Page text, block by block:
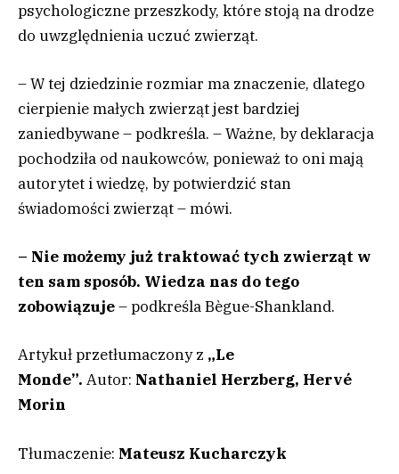
psychologiczne przeszkody, które stoją na drodze
do uwzględnienia uczuć zwierząt.
– W tej dziedzinie rozmiar ma znaczenie, dlatego
cierpienie małych zwierząt jest bardziej
zaniedbywane – podkreśla. – Ważne, by deklaracja
pochodziła od naukowców, ponieważ to oni mają
autorytet i wiedzę, by potwierdzić stan
świadomości zwierząt – mówi.
– Nie możemy już traktować tych zwierząt w
ten sam sposób. Wiedza nas do tego
zobowiązuje– podkreśla Bègue-Shankland.
Artykuł przetłumaczony z „Le
Monde”. Autor: Nathaniel Herzberg, Hervé
Morin
Tłumaczenie: Mateusz Kucharczyk